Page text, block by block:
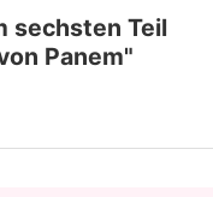
sechsten Teil
Panem"